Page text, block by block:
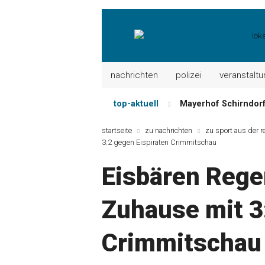
nachrichten polizei
top-aktuell Mayerhof
Der „deutsche
Nutzen Sie aktuelle
Metzgerei
startseite zu nachrichten zu sport aus der
3:2 gegen Eispiraten Crimmitschau
Eisbären
Zuhause mit
Crimmitschau